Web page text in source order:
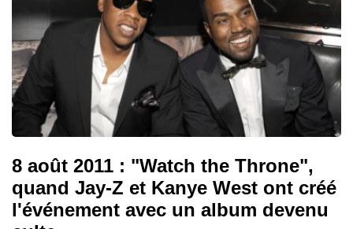
8 août 2011 : "Watch the Throne",
quand Jay-Z et Kanye West ont créé
l'événement avec un album devenu